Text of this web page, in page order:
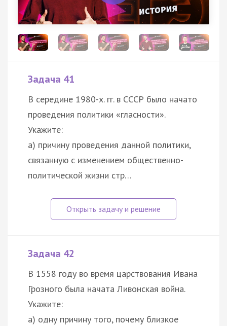
Задача 41
В середине 1980-х. гг. в СССР было начато
проведения политики «гласности».
Укажите:
а) причину проведения данной политики,
связанную с изменением общественно-
политической жизни стр…
Задача 42
В 1558 году во время царствования Ивана
Грозного была начата Ливонская война.
Укажите:
а) одну причину того, почему близкое